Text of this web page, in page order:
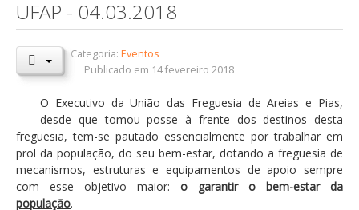
Orçamentos / PPI / PPA
Prestação de Contas
DESTAQUES
Eventos
Notícias
Sondagens
ZêzereTV
UFAP - 04.03.2018
Categoria:Eventos
Publicado em 14 fevereiro 2018
O Executivo da União das Freguesia de Areias e Pias,
desde que tomou posse à frente dos destinos desta
freguesia, tem-se pautado essencialmente por trabalhar em
prol da população, do seu bem-estar, dotando a freguesia de
mecanismos, estruturas e equipamentos de apoio sempre
com esse objetivo maior: o garantir o bem-estar da
população.